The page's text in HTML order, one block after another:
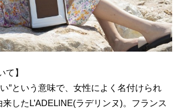
て】
”という意味で、女性によく名付けられ
来したL’ADELINE(ラデリンヌ)。フランス